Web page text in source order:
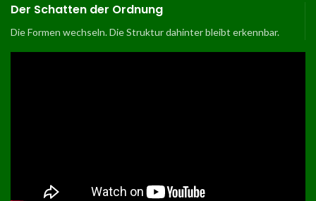
Der Schatten der Ordnung
Die Formen wechseln. Die Struktur dahinter bleibt erkennbar.